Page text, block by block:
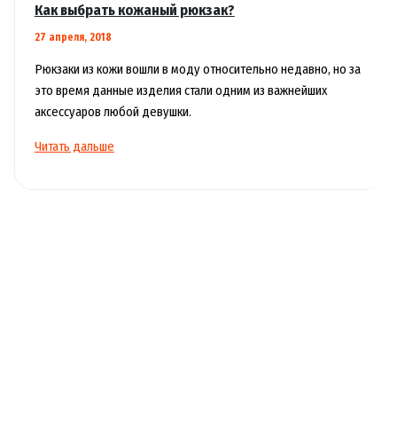
Как выбрать кожаный рюкзак?
27 апреля, 2018
Рюкзаки из кожи вошли в моду относительно недавно, но за
это время данные изделия стали одним из важнейших
аксессуаров любой девушки.
Как
Читать дальше